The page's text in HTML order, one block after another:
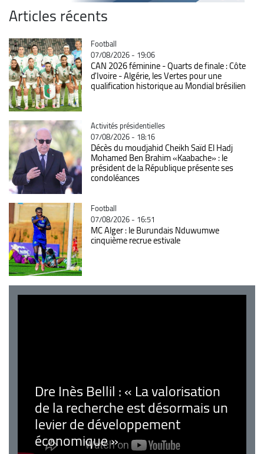
Articles récents
Catégorie
Football
07/08/2026 - 19:06
CAN 2026 féminine - Quarts de finale : Côte
d'Ivoire - Algérie, les Vertes pour une
qualification historique au Mondial brésilien
Catégorie
Activités présidentielles
07/08/2026 - 18:16
Décès du moudjahid Cheikh Saïd El Hadj
Mohamed Ben Brahim «Kaabache» : le
président de la République présente ses
condoléances
Catégorie
Football
07/08/2026 - 16:51
MC Alger : le Burundais Nduwumwe
cinquième recrue estivale
Dre Inès Bellil : « La valorisation
de la recherche est désormais un
levier de développement
économique »